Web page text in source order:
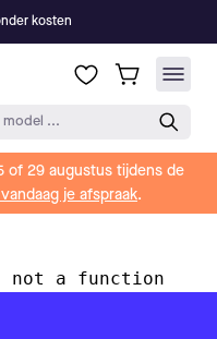
kosten
model ...
of 29 augustus tijdens de
vandaag je afspraak.
not a function